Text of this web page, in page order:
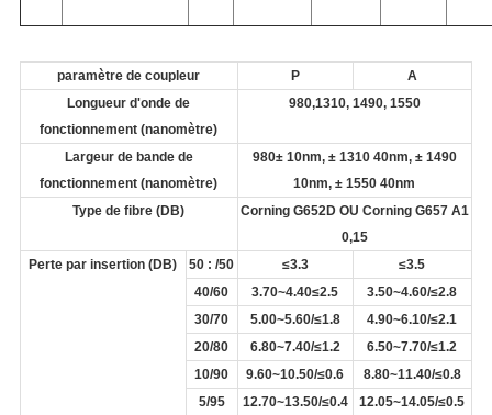
paramètre de coupleur P
A
Longueur d'onde de
fonctionnement (nanomètre)
980,1310, 1490, 1550
Largeur de bande de
fonctionnement (nanomètre)
980± 10nm, ± 1310 40nm, ± 1490
10nm, ± 1550 40nm
Type de fibre (DB)
Corning G652D OU Corning G657 A1
0,15
Perte par insertion (DB)
50 : /50 ≤3.3
≤3.5
40/60
3.70~4.40≤2.5
3.50~4.60/≤2.8
30/70
5.00~5.60/≤1.8
4.90~6.10/≤2.1
20/80
6.80~7.40/≤1.2
6.50~7.70/≤1.2
10/90
9.60~10.50/≤0.6
8.80~11.40/≤0.8
5/95
12.70~13.50/≤0.4
12.05~14.05/≤0.5